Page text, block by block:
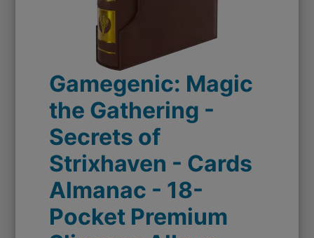
Gamegenic: Magic
the Gathering -
Secrets of
Strixhaven - Cards
Almanac - 18-
Pocket Premium